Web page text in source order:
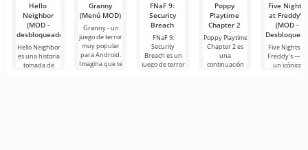
Hello
Neighbor
(MOD -
desbloqueado)
Hello Neighbor
es una historia
tomada de
Granny
(Menú MOD)
Granny - un
juego de terror
muy popular
para Android.
Imagina que te
FNaF 9:
Security
Breach
FNaF 9:
Security
Breach es un
juego de terror
Poppy
Playtime
Chapter 2
Poppy Playtime
Chapter 2 es
una
continuación
Five Nights
at Freddy's
(MOD -
Five Nights at
Freddy's — es
un icónico